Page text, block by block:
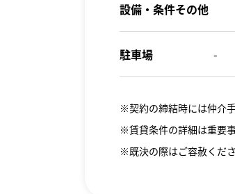
設備・条件その他
駐車場 -
※契約の締結時には仲介
※賃貸条件の詳細は重要
※既決の際はご容赦くださ